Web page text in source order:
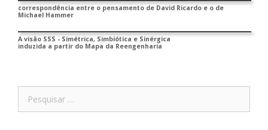
correspondência entre o pensamento de David Ricardo e o de
Michael Hammer
A visão SSS - Simétrica, Simbiótica e Sinérgica
induzida a partir do Mapa da Reengenharia
Pesquisar
por: